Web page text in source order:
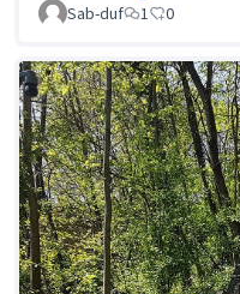
Sab-duf 1 0